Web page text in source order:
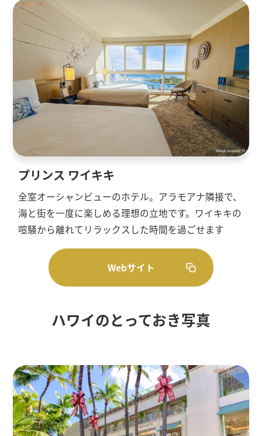
プリンス ワイキキ
全室オーシャンビューのホテル。アラモアナ隣接で、
海と街を一度に楽しめる理想の立地です。ワイキキの
喧騒から離れてリラックスした時間を過ごせます
Webサイト
ハワイのとっておき写真